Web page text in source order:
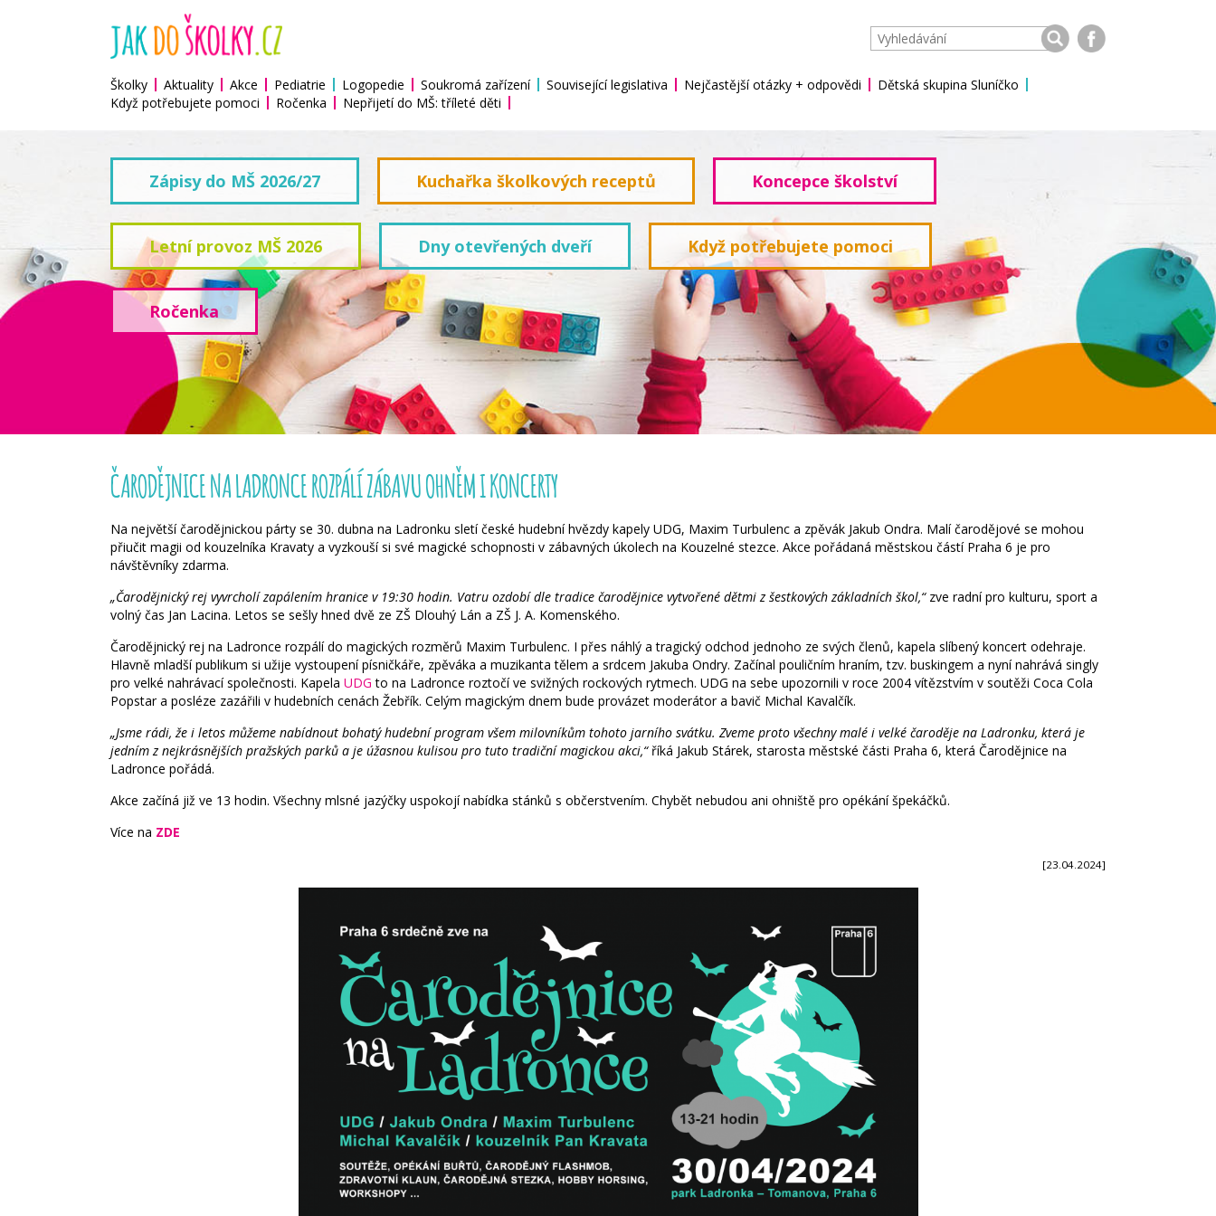
Školky Aktuality Akce Pediatrie Logopedie Soukromá zařízení Související legislativa Nejčastější otázky + odpovědi
Dětská skupina Sluníčko
Když potřebujete pomoci
Ročenka Nepřijetí do MŠ: tříleté děti
Zápisy do MŠ 2026/27 Kuchařka školkových receptů Koncepce školství
Letní provoz MŠ 2026 Dny otevřených dveří Když potřebujete pomoci
Ročenka
ČARODĚJNICE NA LADRONCE ROZPÁLÍ ZÁBAVU OHNĚM I KONCERTY
Na největší čarodějnickou párty se 30. dubna na Ladronku sletí české hudební hvězdy kapely UDG, Maxim Turbulenc a zpěvák Jakub Ondra. Malí čarodějové se mohou
přiučit magii od kouzelníka Kravaty a vyzkouší si své magické schopnosti v zábavných úkolech na Kouzelné stezce. Akce pořádaná městskou částí Praha 6 je pro
návštěvníky zdarma.
„Čarodějnický rej vyvrcholí zapálením hranice v 19:30 hodin. Vatru ozdobí dle tradice čarodějnice vytvořené dětmi z šestkových základních škol,“zve radní pro kulturu, sport a
volný čas Jan Lacina. Letos se sešly hned dvě ze ZŠ Dlouhý Lán a ZŠ J. A. Komenského.
Čarodějnický rej na Ladronce rozpálí do magických rozměrů Maxim Turbulenc. I přes náhlý a tragický odchod jednoho ze svých členů, kapela slíbený koncert odehraje.
Hlavně mladší publikum si užije vystoupení písničkáře, zpěváka a muzikanta tělem a srdcem Jakuba Ondry. Začínal pouličním hraním, tzv. buskingem a nyní nahrává singly
pro velké nahrávací společnosti. Kapela UDG to na Ladronce roztočí ve svižných rockových rytmech. UDG na sebe upozornili v roce 2004 vítězstvím v soutěži Coca Cola
Popstar a posléze zazářili v hudebních cenách Žebřík. Celým magickým dnem bude provázet moderátor a bavič Michal Kavalčík.
„Jsme rádi, že i letos můžeme nabídnout bohatý hudební program všem milovníkům tohoto jarního svátku. Zveme proto všechny malé i velké čaroděje na Ladronku, která je
jedním z nejkrásnějších pražských parků a je úžasnou kulisou pro tuto tradiční magickou akci,“říká Jakub Stárek, starosta městské části Praha 6, která Čarodějnice na
Ladronce pořádá.
Akce začíná již ve 13 hodin. Všechny mlsné jazýčky uspokojí nabídka stánků s občerstvením. Chybět nebudou ani ohniště pro opékání špekáčků.
Více na ZDE
[23.04.2024]